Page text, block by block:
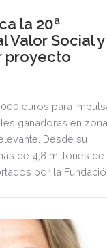
la 20ª
Valor Social y
proyecto
euros para
ganadoras en
Desde su
de 4,8 millones de
por la
proyectos